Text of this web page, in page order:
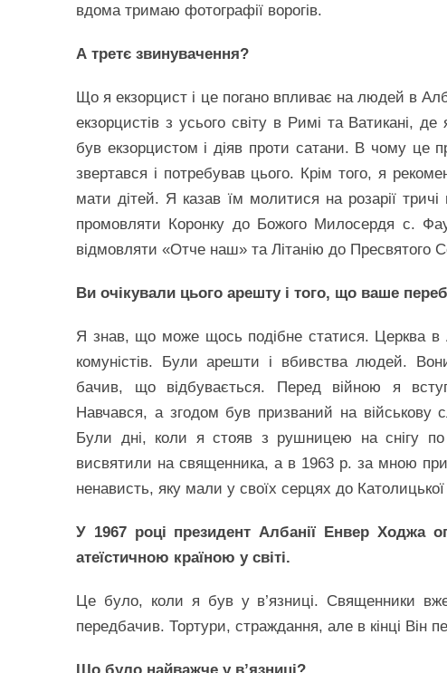
вдома тримаю фотографії ворогів.
А третє звинувачення?
Що я екзорцист і це погано впливає на людей в
екзорцистів з усього світу в Римі та Ватикані,
був екзорцистом і діяв проти сатани. В чому це
звертався і потребував цього. Крім того, я
мати дітей. Я казав їм молитися на розарії
промовляти Коронку до Божого Милосердя с.
відмовляти «Отче наш» та Літанію до Пресвятого
Ви очікували цього арешту і того, що ваше
Я знав, що може щось подібне статися. Церква в
комуністів. Були арешти і вбивства людей.
бачив, що відбувається. Перед війною я
Навчався, а згодом був призваний на
Були дні, коли я стояв з рушницею на снігу
висвятили на священника, а в 1963 р. за мною
ненависть, яку мали у своїх серцях до
У 1967 році президент Албанії Енвер Ходжа
атеїстичною країною у світі.
Це було, коли я був у в’язниці. Священники
передбачив. Тортури, страждання, але в кінці Він